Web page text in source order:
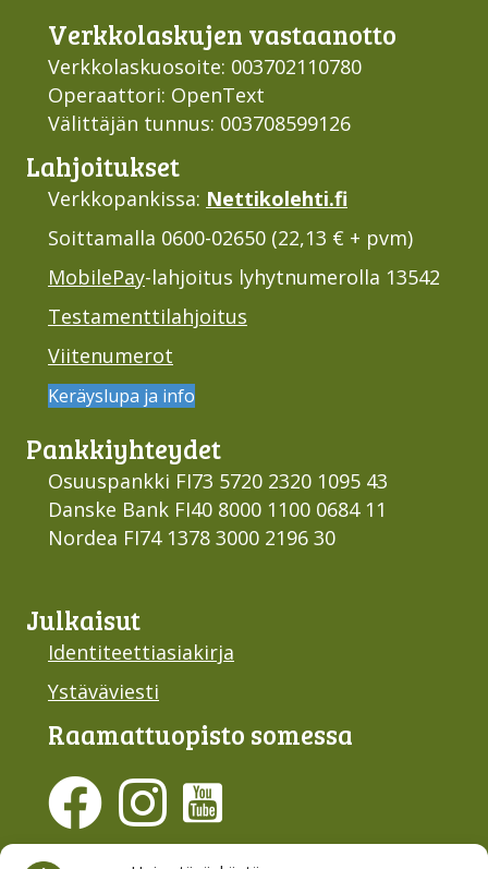
Verkko­laskujen vastaan­otto
Verkkolaskuosoite: 003702110780
Operaattori: OpenText
Välittäjän tunnus: 003708599126
Lahjoi­tukset
Verkkopankissa: Nettikolehti.fi
Soittamalla 0600-02650 (22,13 € + pvm)
MobilePay-lahjoitus lyhytnumerolla 13542
Testamenttilahjoitus
Viitenumerot
Keräyslupa ja info
Pankki­yhteydet
Osuuspankki FI73 5720 2320 1095 43
Danske Bank FI40 8000 1100 0684 11
Nordea FI74 1378 3000 2196 30
Julkaisut
Identiteettiasiakirja
Ystäväviesti
Raamattu­opisto somessa